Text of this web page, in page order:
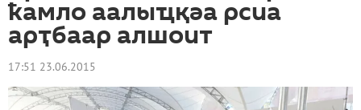
ҟамло аалыҵқәа рсиа
арҭбаар алшоит
17:51 23.06.2015